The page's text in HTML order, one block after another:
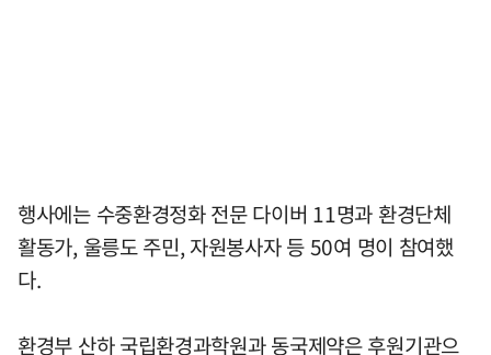
행사에는 수중환경정화 전문 다이버 11명과 환경단체
활동가, 울릉도 주민, 자원봉사자 등 50여 명이 참여했
다.
환경부 산하 국립환경과학원과 동국제약은 후원기관으